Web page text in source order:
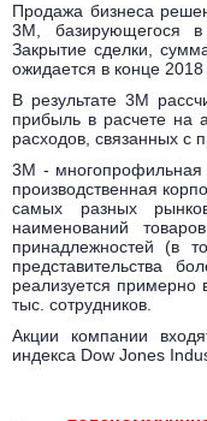
Продажа бизнеса
3M, базирующегося в
Закрытие сделки,
ожидается в конце 2018
В результате 3M
прибыль в расчете на
расходов, связанных с
3M -
производственная
самых разных
наименований
принадлежностей (в
представительства
реализуется примерно
тыс. сотрудников.
Акции компании
индекса Dow Jones